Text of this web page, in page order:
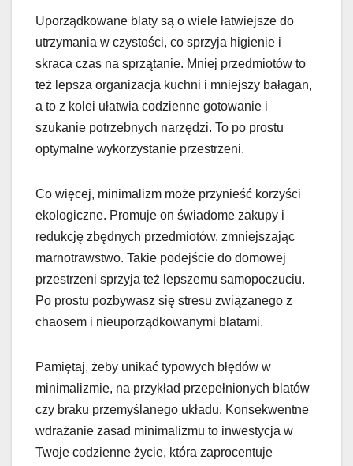
Uporządkowane blaty są o wiele łatwiejsze do
utrzymania w czystości, co sprzyja higienie i
skraca czas na sprzątanie. Mniej przedmiotów to
też lepsza organizacja kuchni i mniejszy bałagan,
a to z kolei ułatwia codzienne gotowanie i
szukanie potrzebnych narzędzi. To po prostu
optymalne wykorzystanie przestrzeni.
Co więcej, minimalizm może przynieść korzyści
ekologiczne. Promuje on świadome zakupy i
redukcję zbędnych przedmiotów, zmniejszając
marnotrawstwo. Takie podejście do domowej
przestrzeni sprzyja też lepszemu samopoczuciu.
Po prostu pozbywasz się stresu związanego z
chaosem i nieuporządkowanymi blatami.
Pamiętaj, żeby unikać typowych błędów w
minimalizmie, na przykład przepełnionych blatów
czy braku przemyślanego układu. Konsekwentne
wdrażanie zasad minimalizmu to inwestycja w
Twoje codzienne życie, która zaprocentuje